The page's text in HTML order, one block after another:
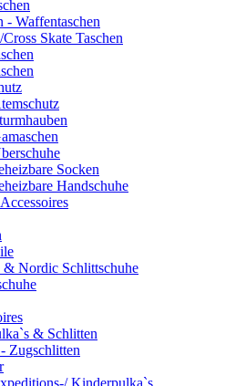
- Waffentaschen
Skate Taschen
Socken
Handschuhe
& Nordic Schlittschuhe
& Schlitten
Zugschlitten
Kinderpulka`s